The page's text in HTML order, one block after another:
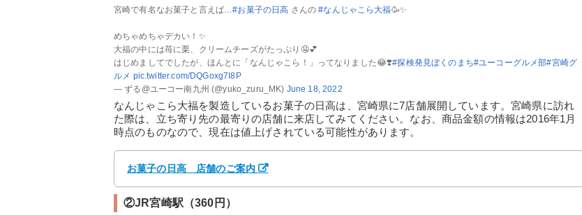
宮崎で有名なお菓子と言えば…#お菓子の日高 さんの#なんじゃこら大福🥳✨
めちゃめちゃデカい！✨
大福の中には苺に栗、クリームチーズがたっぷり🤤💕
はじめましてでしたが、ほんとに「なんじゃこら！」ってなりました😂❣️#探検発見ぼくのまち#ユーコーグルメ部#宮崎グ
ルメ pic.twitter.com/DQGoxg7I8P
— ずる@ユーコー南九州 (@yuko_zuru_MK) June 18, 2022
なんじゃこら大福を製造しているお菓子の日高は、宮崎県に7店舗展開しています。宮崎県に訪れ
た際は、立ち寄り先の最寄りの店舗に来店してみてください。なお、商品金額の情報は2016年1月
時点のものなので、現在は値上げされている可能性があります。
お菓子の日高 店舗のご案内
②JR宮崎駅（360円）